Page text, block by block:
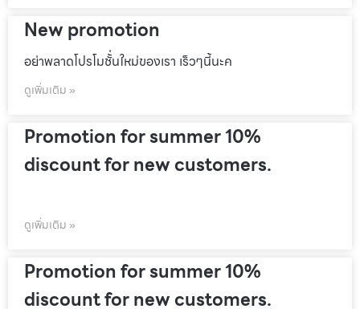
New promotion
อย่าพลาดโปรโมชั้่นใหม่ของเรา เร็วๆนี้นะค
ดูเพิ่มเติม »
Promotion for summer 10%
discount for new customers.
ดูเพิ่มเติม »
Promotion for summer 10%
discount for new customers.